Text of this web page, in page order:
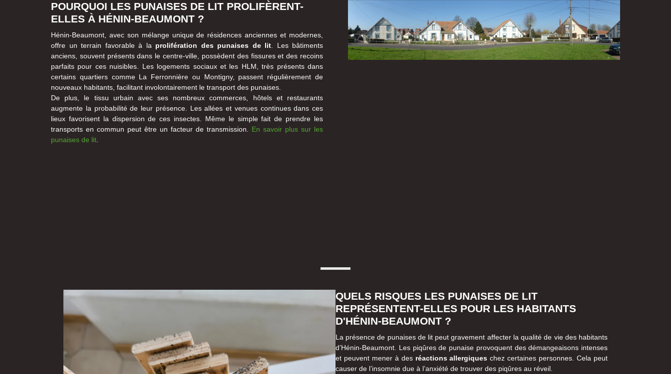
POURQUOI LES PUNAISES DE LIT PROLIFÈRENT-
ELLES À HÉNIN-BEAUMONT ?
Hénin-Beaumont, avec son mélange unique de résidences anciennes et modernes,
offre un terrain favorable à la prolifération des punaises de lit. Les bâtiments
anciens, souvent présents dans le centre-ville, possèdent des fissures et des recoins
parfaits pour ces nuisibles. Les logements sociaux et les HLM, très présents dans
certains quartiers comme La Ferronnière ou Montigny, passent régulièrement de
nouveaux habitants, facilitant involontairement le transport des punaises.
De plus, le tissu urbain avec ses nombreux commerces, hôtels et restaurants
augmente la probabilité de leur présence. Les allées et venues continues dans ces
lieux favorisent la dispersion de ces insectes. Même le simple fait de prendre les
transports en commun peut être un facteur de transmission. En savoir plus sur les
punaises de lit.
QUELS RISQUES LES PUNAISES DE LIT
REPRÉSENTENT-ELLES POUR LES HABITANTS
D'HÉNIN-BEAUMONT ?
La présence de punaises de lit peut gravement affecter la qualité de vie des habitants
d’Hénin-Beaumont. Les piqûres de punaise provoquent des démangeaisons intenses
et peuvent mener à des réactions allergiques chez certaines personnes. Cela peut
causer de l’insomnie due à l’anxiété de trouver des piqûres au réveil.